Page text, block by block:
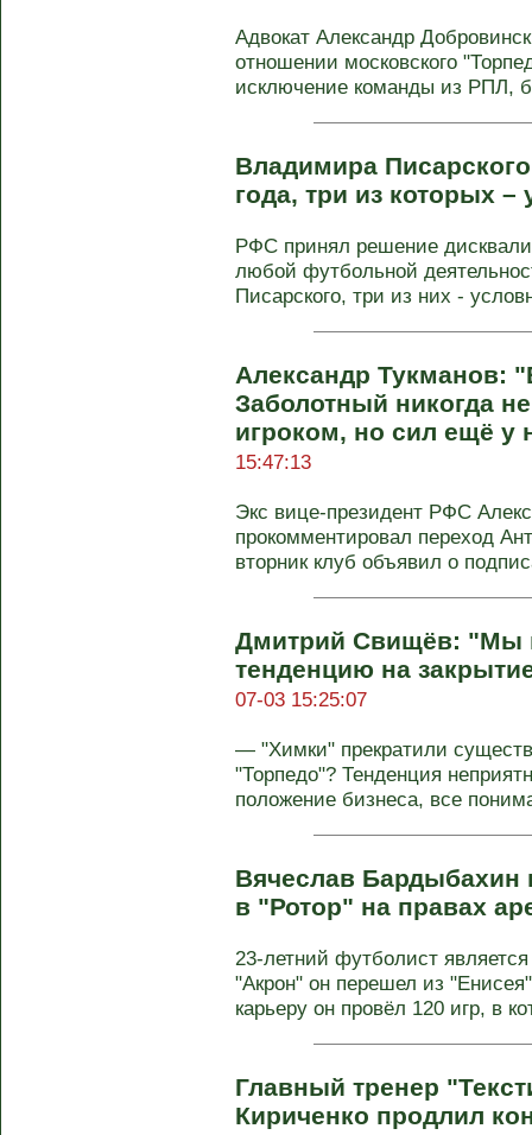
Адвокат Александр
отношении московского
исключение команды из РПЛ,
Владимира
года, три из которых –
РФС принял решение
любой футбольной
Писарского, три из них -
Александр Тукманов:
Заболотный никогда
игроком, но сил ещё у
15:47:13
Экс вице-президент РФС
прокомментировал переход
вторник клуб объявил о
Дмитрий Свищёв: "Мы
тенденцию на
07-03 15:25:07
— "Химки" прекратили
"Торпедо"? Тенденция
положение бизнеса, все
Вячеслав Бардыбахин
в "Ротор" на правах
23-летний футболист
"Акрон" он перешел из
карьеру он провёл 120 игр, в
Главный тренер
Кириченко продлил